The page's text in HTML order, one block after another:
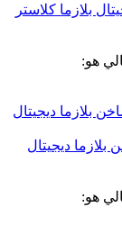
بارد ديجيتال بلازما كلاستر
هو:
بارد ساخن بلازما ديجيتال
هو: